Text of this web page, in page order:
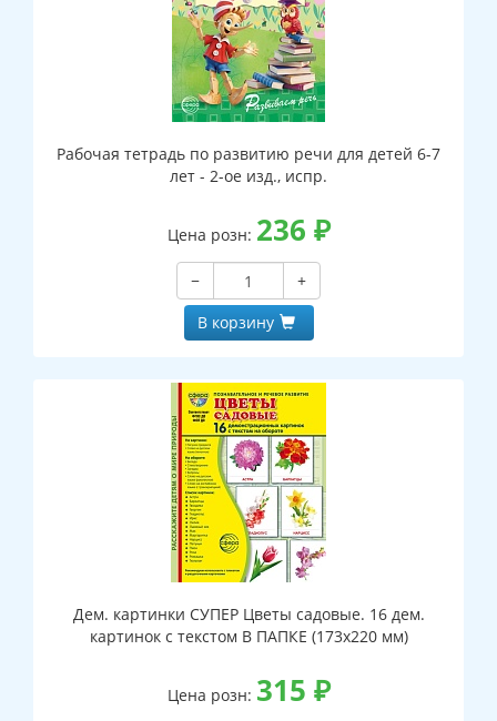
Рабочая тетрадь по развитию речи для детей 6-7
лет - 2-ое изд., испр.
Цена розн: 236 ₽
−
+
В корзину
Дем. картинки СУПЕР Цветы садовые. 16 дем.
картинок с текстом В ПАПКЕ (173х220 мм)
Цена розн: 315 ₽